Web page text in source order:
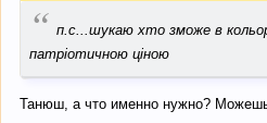
“ п.с...шукаю хто зможе в
патріотичною ціною
Танюш, а что именно нужно?